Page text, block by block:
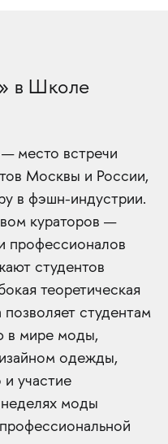
в Школе
место встречи
Москвы и России,
в фэшн-индустрии.
кураторов —
профессионалов
студентов
теоретическая
позволяет студентам
в мире моды,
одежды,
участие
моды